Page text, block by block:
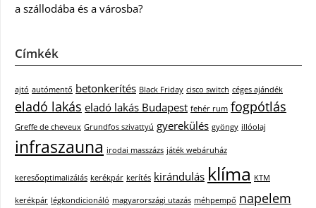
a szállodába és a városba?
Címkék
ajtó autómentő betonkerítés Black Friday cisco switch céges ajándék
eladó lakás eladó lakás Budapest fehér rum fogpótlás
Greffe de cheveux Grundfos szivattyú gyerekülés gyöngy illóolaj
infraszauna irodai masszázs játék webáruház
keresőoptimalizálás kerékpár kerítés kirándulás klíma KTM
kerékpár légkondicionáló magyarországi utazás méhpempő napelem